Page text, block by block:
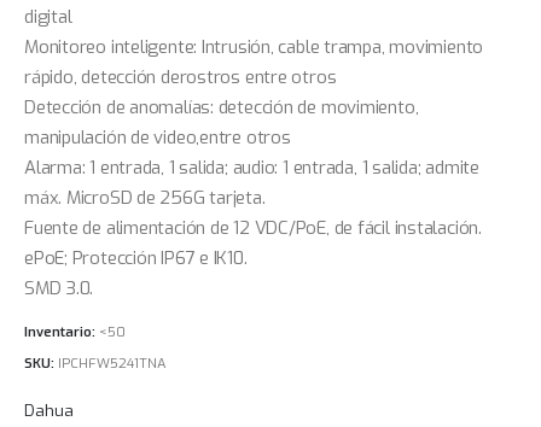
digital
Monitoreo inteligente: Intrusión, cable trampa, movimiento
rápido, detección derostros entre otros
Detección de anomalías: detección de movimiento,
manipulación de video,entre otros
Alarma: 1 entrada, 1 salida; audio: 1 entrada, 1 salida; admite
máx. MicroSD de 256G tarjeta.
Fuente de alimentación de 12 VDC/PoE, de fácil instalación.
ePoE; Protección IP67 e IK10.
SMD 3.0.
Inventario: <50
SKU: IPCHFW5241TNA
Dahua